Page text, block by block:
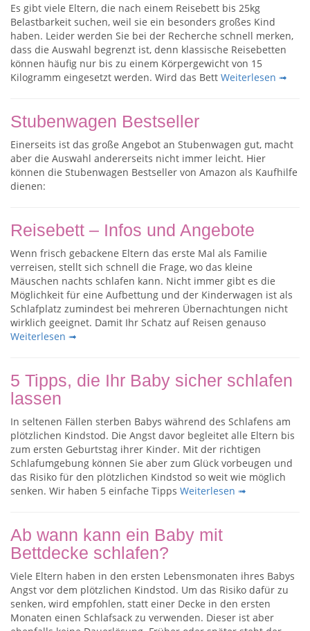
Es gibt viele Eltern, die nach einem Reisebett bis 25kg
Belastbarkeit suchen, weil sie ein besonders großes Kind
haben. Leider werden Sie bei der Recherche schnell merken,
dass die Auswahl begrenzt ist, denn klassische Reisebetten
können häufig nur bis zu einem Körpergewicht von 15
Kilogramm eingesetzt werden. Wird das Bett Weiterlesen ➟
Stubenwagen Bestseller
Einerseits ist das große Angebot an Stubenwagen gut, macht
aber die Auswahl andererseits nicht immer leicht. Hier
können die Stubenwagen Bestseller von Amazon als Kaufhilfe
dienen:
Reisebett – Infos und Angebote
Wenn frisch gebackene Eltern das erste Mal als Familie
verreisen, stellt sich schnell die Frage, wo das kleine
Mäuschen nachts schlafen kann. Nicht immer gibt es die
Möglichkeit für eine Aufbettung und der Kinderwagen ist als
Schlafplatz zumindest bei mehreren Übernachtungen nicht
wirklich geeignet. Damit Ihr Schatz auf Reisen genauso
Weiterlesen ➟
5 Tipps, die Ihr Baby sicher schlafen
lassen
In seltenen Fällen sterben Babys während des Schlafens am
plötzlichen Kindstod. Die Angst davor begleitet alle Eltern bis
zum ersten Geburtstag ihrer Kinder. Mit der richtigen
Schlafumgebung können Sie aber zum Glück vorbeugen und
das Risiko für den plötzlichen Kindstod so weit wie möglich
senken. Wir haben 5 einfache Tipps Weiterlesen ➟
Ab wann kann ein Baby mit
Bettdecke schlafen?
Viele Eltern haben in den ersten Lebensmonaten ihres Babys
Angst vor dem plötzlichen Kindstod. Um das Risiko dafür zu
senken, wird empfohlen, statt einer Decke in den ersten
Monaten einen Schlafsack zu verwenden. Dieser ist aber